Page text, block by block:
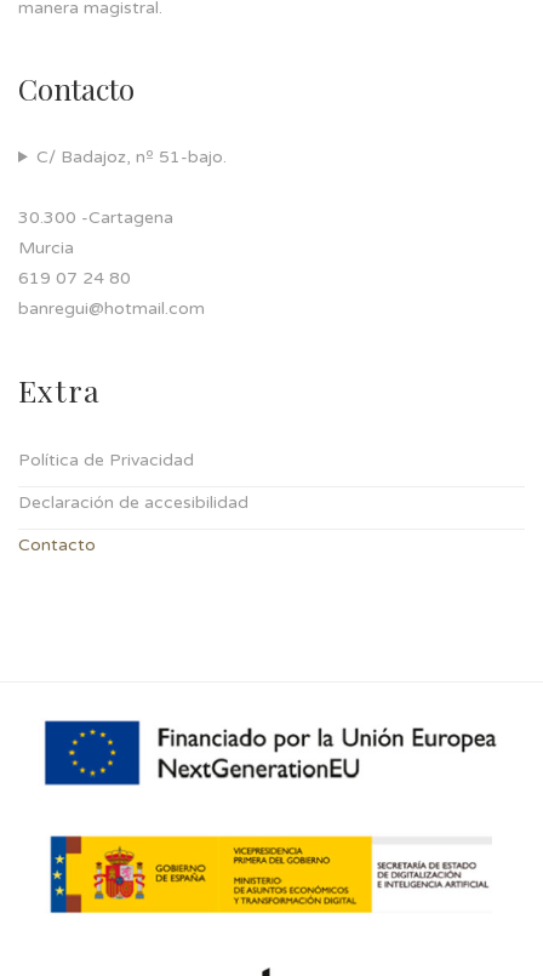
manera magistral.
Contacto
C/ Badajoz, nº 51-bajo.
30.300 -Cartagena
Murcia
619 07 24 80
banregui@hotmail.com
Extra
Política de Privacidad
Declaración de accesibilidad
Contacto